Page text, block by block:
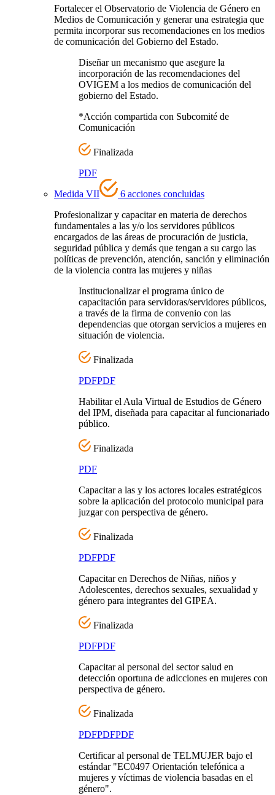
Fortalecer el Observatorio de Violencia de Género en
Medios de Comunicación y generar una estrategia que
permita incorporar sus recomendaciones en los medios
de comunicación del Gobierno del Estado.
Diseñar un mecanismo que asegure la
incorporación de las recomendaciones del
OVIGEM a los medios de comunicación del
gobierno del Estado.
*Acción compartida con Subcomité de
Comunicación
Finalizada
PDF
Medida VII
6 acciones concluidas
Profesionalizar y capacitar en materia de derechos
fundamentales a las y/o los servidores públicos
encargados de las áreas de procuración de justicia,
seguridad pública y demás que tengan a su cargo las
políticas de prevención, atención, sanción y eliminación
de la violencia contra las mujeres y niñas
Institucionalizar el programa único de
capacitación para servidoras/servidores públicos,
a través de la firma de convenio con las
dependencias que otorgan servicios a mujeres en
situación de violencia.
Finalizada
PDFPDF
Habilitar el Aula Virtual de Estudios de Género
del IPM, diseñada para capacitar al funcionariado
público.
Finalizada
PDF
Capacitar a las y los actores locales estratégicos
sobre la aplicación del protocolo municipal para
juzgar con perspectiva de género.
Finalizada
PDFPDF
Capacitar en Derechos de Niñas, niños y
Adolescentes, derechos sexuales, sexualidad y
género para integrantes del GIPEA.
Finalizada
PDFPDF
Capacitar al personal del sector salud en
detección oportuna de adicciones en mujeres con
perspectiva de género.
Finalizada
PDFPDFPDF
Certificar al personal de TELMUJER bajo el
estándar "EC0497 Orientación telefónica a
mujeres y víctimas de violencia basadas en el
género".